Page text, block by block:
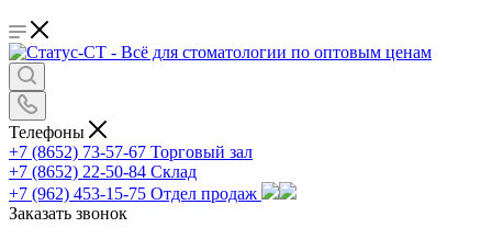
Телефоны
+7 (8652) 73-57-67 Торговый зал
+7 (8652) 22-50-84 Склад
+7 (962) 453-15-75 Отдел продаж
Заказать звонок